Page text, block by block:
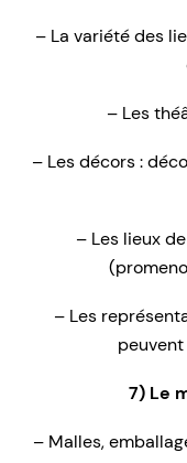
– La variété des
– Les
– Les décors :
– Les lieux
– Les
7) Le
– Malles,